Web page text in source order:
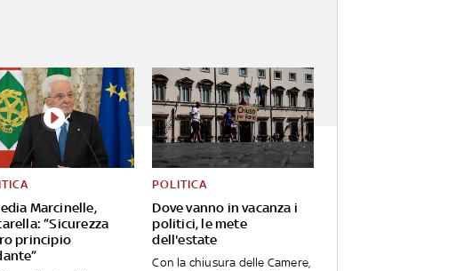
Marcinelle,
“Sicurezza
principio
Dove vanno in vacanza i
politici, le mete
dell'estate
POLITICA
Con la chiusura delle Camere,